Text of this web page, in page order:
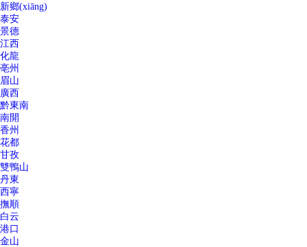
新鄉(xiāng)
泰安
景德
江西
化龍
亳州
眉山
廣西
黔東南
南開
香州
花都
甘孜
雙鴨山
丹東
西寧
撫順
白云
港口
金山